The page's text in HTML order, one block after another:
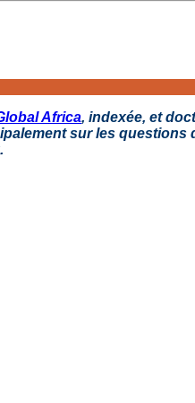
Africa, indexée, et
sur les questions